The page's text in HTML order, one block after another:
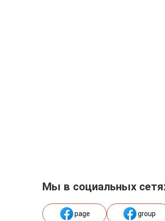
Мы в социальных
page group